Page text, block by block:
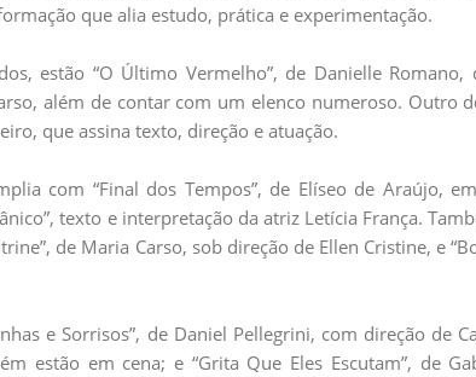
que alia estudo, prática e experimentação.
estão “O Último Vermelho”, de Danielle Romano,
além de contar com um elenco numeroso. Outro
que assina texto, direção e atuação.
com “Final dos Tempos”, de Elíseo de Araújo,
texto e interpretação da atriz Letícia França.
de Maria Carso, sob direção de Ellen Cristine, e
e Sorrisos”, de Daniel Pellegrini, com direção de
estão em cena; e “Grita Que Eles Escutam”, de